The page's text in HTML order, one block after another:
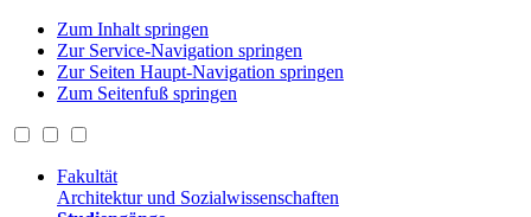
Zum Inhalt springen
Zur Service-Navigation springen
Zur Seiten Haupt-Navigation springen
Zum Seitenfuß springen
Fakultät
Architektur und Sozialwissenschaften